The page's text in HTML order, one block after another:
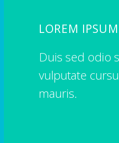
LOREM IPSUM
Duis sed odio
vulputate
mauris.